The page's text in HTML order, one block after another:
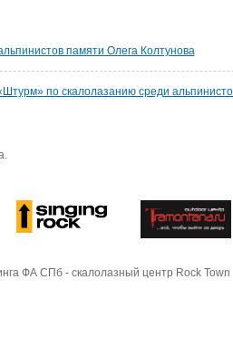
памяти Олега Колтунова
по скалолазанию среди
ФА СПб - скалолазный центр Rock Town